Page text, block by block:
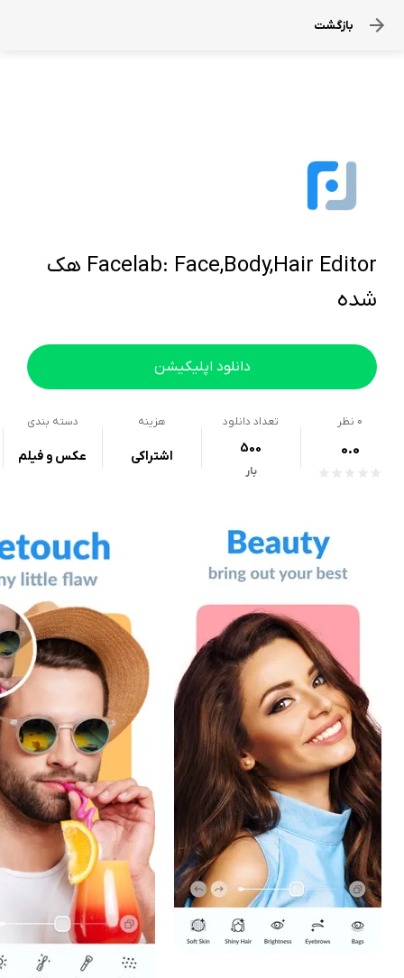
بازگشت
Facelab: Face,Body,Hair Editor هک
شده
دانلود اپلیکیشن
0 نظر
0.0
تعداد دانلود
500
بار
هزینه
اشتراکی
دسته بندی
عکس و فیلم